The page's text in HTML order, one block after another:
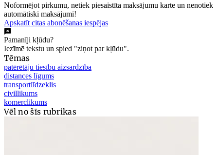
Noformējot pirkumu, netiek piesaistīta maksājumu karte un nenotiek
automātiski maksājumi!
Apskatīt citas abonēšanas iespējas
Pamanīji kļūdu?
Iezīmē tekstu un spied "ziņot par kļūdu".
Tēmas
patērētāju tiesību aizsardzība
distances līgums
transportlīdzeklis
civillikums
komerclikums
Vēl no šīs rubrikas